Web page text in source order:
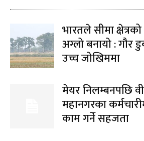
भारतले सीमा
अग्लो बनायो : गौर
उच्च जोखिममा
मेयर निलम्बनपछि
महानगरका
काम गर्ने सहजता